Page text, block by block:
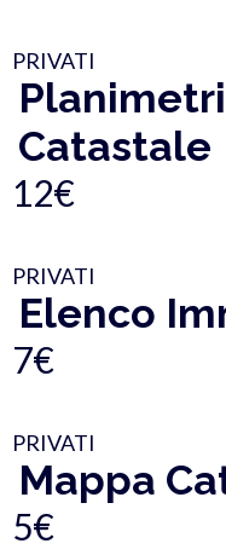
PRIVATI
Catastale
12€
PRIVATI
Elenco
7€
PRIVATI
Mappa
5€